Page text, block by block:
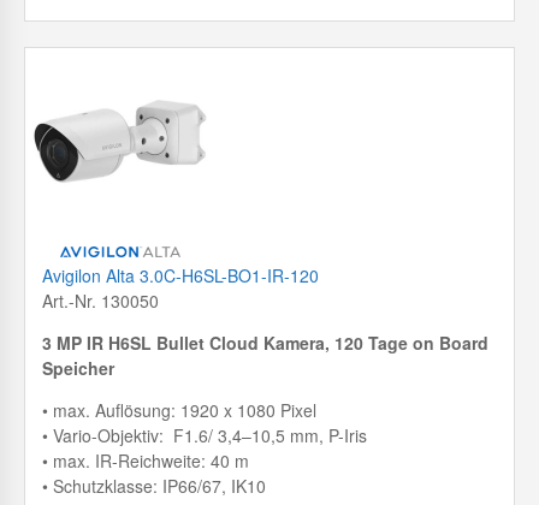
Avigilon Alta 3.0C-H6SL-BO1-IR-120
Art.-Nr. 130050
3 MP IR H6SL Bullet Cloud Kamera, 120 Tage on Board
Speicher
• max. Auflösung: 1920 x 1080 Pixel
• Vario-Objektiv: F1.6/ 3,4–10,5 mm, P-Iris
• max. IR-Reichweite: 40 m
• Schutzklasse: IP66/67, IK10